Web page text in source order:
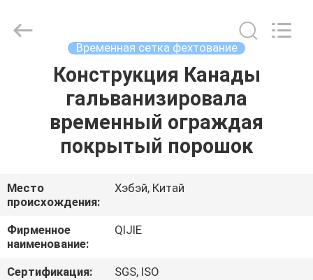
ПРОДУКТЫ
НАС
ПУТЕШЕСТВИЕ
ФАБРИКИ
MFG
Временная сетка фехтование
Конструкция Канады
гальванизировала
временный ограждая
покрытый порошок
Место
происхождения:
Хэбэй, Китай
Фирменное
наименование:
QIJIE
Сертификация:
SGS, ISO